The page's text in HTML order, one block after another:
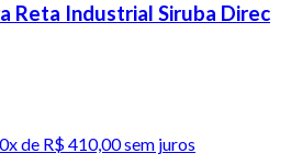
Reta Industrial Siruba Direc
de R$ 410,00 sem juros